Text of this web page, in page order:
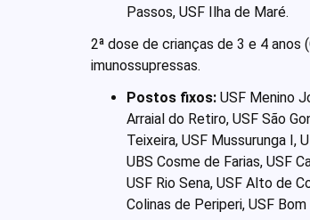
Passos, USF Ilha de Maré.
2ª dose de crianças de 3 e 4 anos
imunossupressas.
Postos fixos: USF Menino
Arraial do Retiro, USF São
Teixeira, USF Mussurunga I,
UBS Cosme de Farias, USF
USF Rio Sena, USF Alto de
Colinas de Periperi, USF